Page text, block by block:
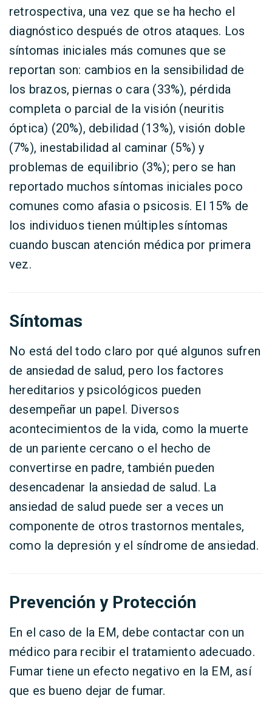
retrospectiva, una vez que se ha hecho el
diagnóstico después de otros ataques. Los
síntomas iniciales más comunes que se
reportan son: cambios en la sensibilidad de
los brazos, piernas o cara (33%), pérdida
completa o parcial de la visión (neuritis
óptica) (20%), debilidad (13%), visión doble
(7%), inestabilidad al caminar (5%) y
problemas de equilibrio (3%); pero se han
reportado muchos síntomas iniciales poco
comunes como afasia o psicosis. El 15% de
los individuos tienen múltiples síntomas
cuando buscan atención médica por primera
vez.
Síntomas
No está del todo claro por qué algunos sufren
de ansiedad de salud, pero los factores
hereditarios y psicológicos pueden
desempeñar un papel. Diversos
acontecimientos de la vida, como la muerte
de un pariente cercano o el hecho de
convertirse en padre, también pueden
desencadenar la ansiedad de salud. La
ansiedad de salud puede ser a veces un
componente de otros trastornos mentales,
como la depresión y el síndrome de ansiedad.
Prevención y Protección
En el caso de la EM, debe contactar con un
médico para recibir el tratamiento adecuado.
Fumar tiene un efecto negativo en la EM, así
que es bueno dejar de fumar.